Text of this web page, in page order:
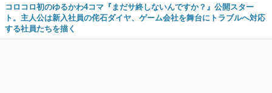
コロコロ初のゆるかわ4コマ『まだサ終しないんですか？』公開スター
ト。主人公は新入社員の侘石ダイヤ、ゲーム会社を舞台にトラブルへ対応
する社員たちを描く